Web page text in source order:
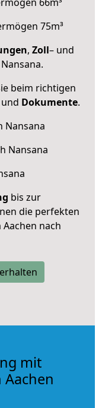
75m³
, Zoll– und
beim richtigen
und Dokumente.
Nansana
Nansana
bis zur
die perfekten
nach
mit